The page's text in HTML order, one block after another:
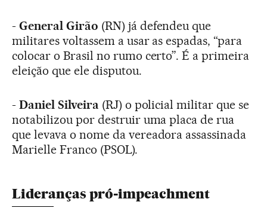
- General Girão (RN) já defendeu que
militares voltassem a usar as espadas, “para
colocar o Brasil no rumo certo”. É a primeira
eleição que ele disputou.
- Daniel Silveira (RJ) o policial militar que se
notabilizou por destruir uma placa de rua
que levava o nome da vereadora assassinada
Marielle Franco (PSOL).
Lideranças pró-impeachment